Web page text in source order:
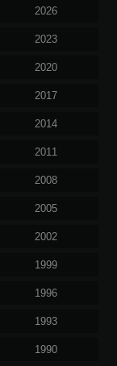
2026
2023
2020
2017
2014
2011
2008
2005
2002
1999
1996
1993
1990